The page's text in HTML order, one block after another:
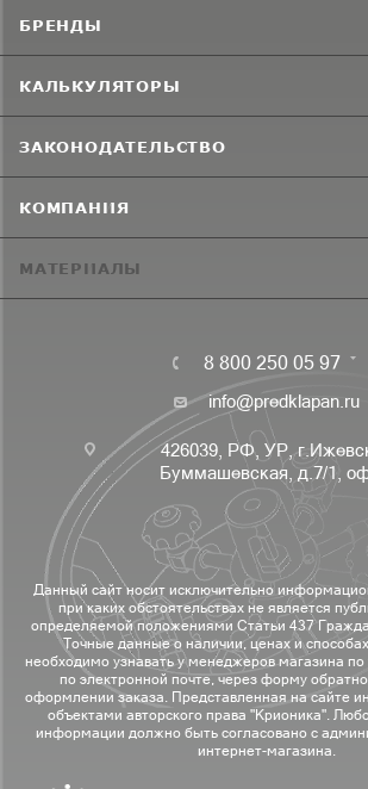
БРЕНДЫ
КАЛЬКУЛЯТОРЫ
ЗАКОНОДАТЕЛЬСТВО
КОМПАНИЯ
МАТЕРИАЛЫ
8 800 250 05 97
info@predklapan.ru
426039, РФ, УР,
Буммашевская, д.7/1,
Данный сайт носит исключительно
при каких обстоятельствах не является
определяемой положениями Статьи 437
Точные данные о наличии, ценах и
необходимо узнавать у менеджеров магазина
по электронной почте, через форму
оформлении заказа. Представленная на сайте
объектами авторского права "Крионика".
информации должно быть согласовано с
интернет-магазина.